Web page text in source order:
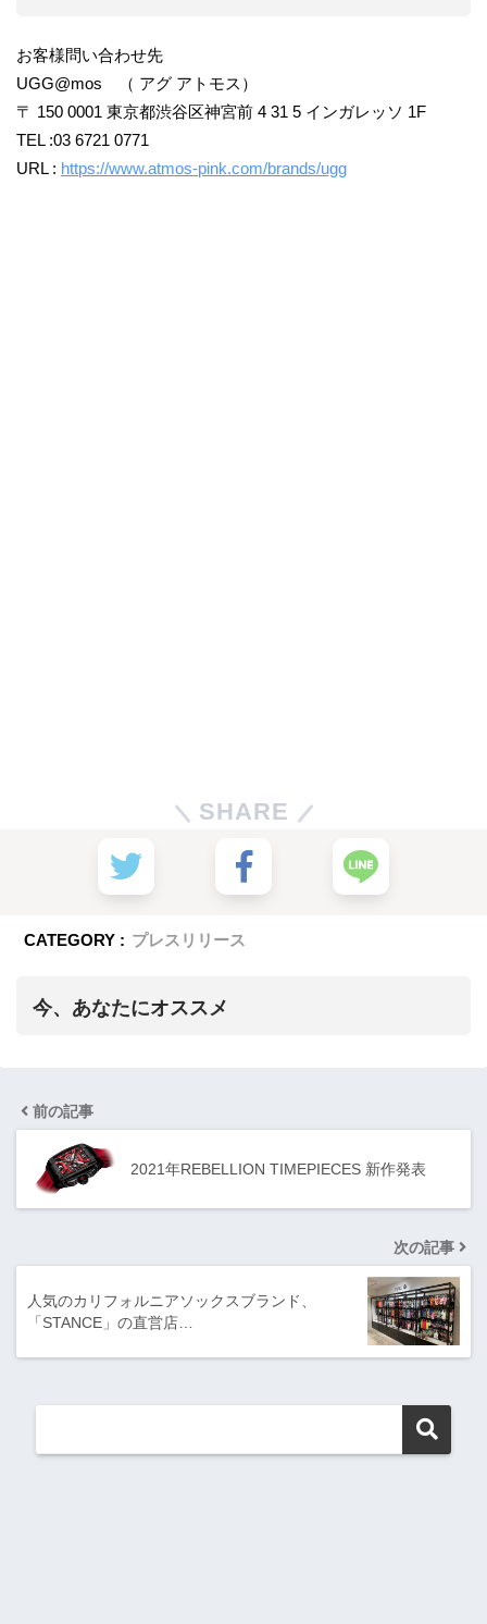
お客様問い合わせ先
UGG@mos （ アグ アトモス）
〒 150 0001 東京都渋谷区神宮前 4 31 5 インガレッソ 1F
TEL :03 6721 0771
URL : https://www.atmos-pink.com/brands/ugg
SHARE
CATEGORY : プレスリリース
今、あなたにオススメ
前の記事
2021年REBELLION TIMEPIECES 新作発表
次の記事
人気のカリフォルニアソックスブランド、
「STANCE」の直営店…